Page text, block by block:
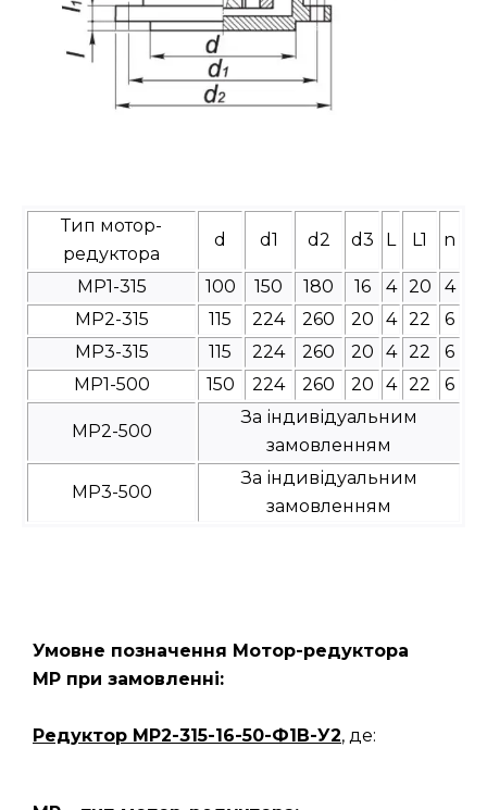
Тип мотор-
редуктора
d d1 d2 d3 L L1 n
МР1-315 100 150 180 16 4 20
4
МР2-315
115 224 260 20 4 22
6
МР3-315
115 224 260 20 4 22
6
МР1-500
150 224 260 20 4 22 6
МР2-500
За індивідуальним
замовленням
МР3-500
За індивідуальним
замовленням
Умовне позначення Мотор-редуктора
МР при замовленні:
Редуктор МР2-315-16-50-Ф1В-У2, де: